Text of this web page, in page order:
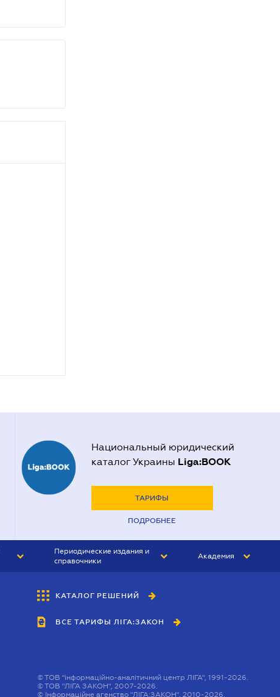
Национальный юридический
каталог Украины Liga:BOOK
ТАРИФЫ
ПОДРОБНЕЕ
Периодические издания и
справочники
БУХГАЛТЕР&ЗАКОН
ВЕСТНИК МСФО
Академия
КАТАЛОГ РЕШЕНИЙ
ВСЕ ТАРИФЫ ЛІГА:ЗАКОН
©ТОВ "інформаційно-аналітичний центр ЛІГА", 1991-2026.
©ТОВ "ЛІГА ЗАКОН", 2007-2026.
© Інформаційне агенство "ЛІГА:ЗАКОН", 2010-2026.